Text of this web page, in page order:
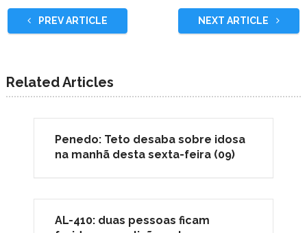
PREV ARTICLE NEXT ARTICLE
Related Articles
Penedo: Teto desaba sobre idosa
na manhã desta sexta-feira (09)
AL-410: duas pessoas ficam